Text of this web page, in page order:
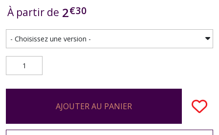
À partir de 2€30
AJOUTER AU PANIER